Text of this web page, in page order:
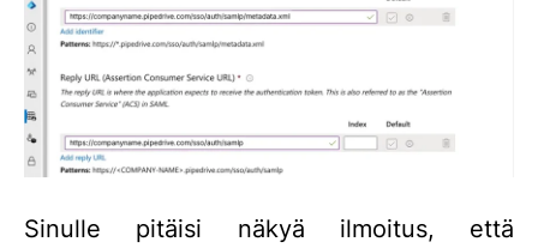
Sinulle pitäisi näkyä ilmoitus, että